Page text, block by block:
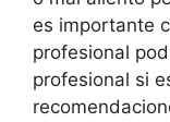
es importante
profesional
profesional si